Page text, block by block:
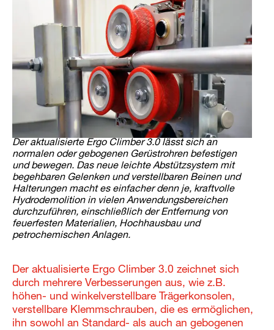
Der aktualisierte Ergo Climber 3.0 lässt sich an
normalen oder gebogenen Gerüstrohren befestigen
und bewegen. Das neue leichte Abstützsystem mit
begehbaren Gelenken und verstellbaren Beinen und
Halterungen macht es einfacher denn je, kraftvolle
Hydrodemolition in vielen Anwendungsbereichen
durchzuführen, einschließlich der Entfernung von
feuerfesten Materialien, Hochhausbau und
petrochemischen Anlagen.
Der aktualisierte Ergo Climber 3.0 zeichnet sich
durch mehrere Verbesserungen aus, wie z.B.
höhen- und winkelverstellbare Trägerkonsolen,
verstellbare Klemmschrauben, die es ermöglichen,
ihn sowohl an Standard- als auch an gebogenen